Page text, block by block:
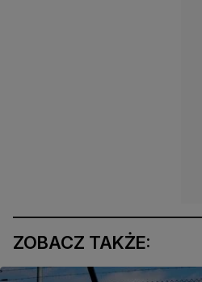
ZOBACZ TAKŻE: